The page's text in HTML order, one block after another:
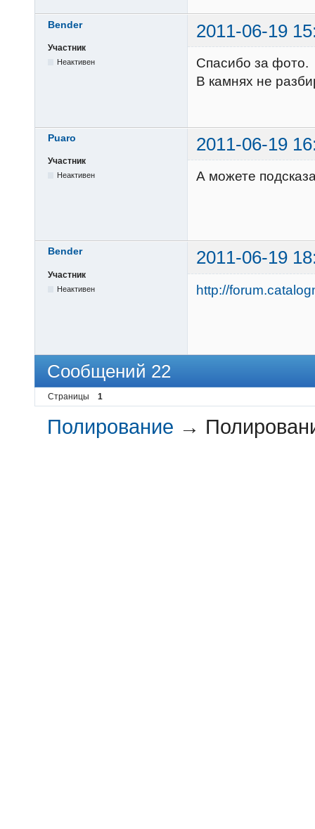
Bender 2011-06-19
Участник
Неактивен
Спасибо за фото.
В камнях не
Puaro 2011-06-19
Участник
Неактивен А можете
Bender 2011-06-19
Участник
Неактивен http://
Сообщений 22
Страницы 1
Полирование →